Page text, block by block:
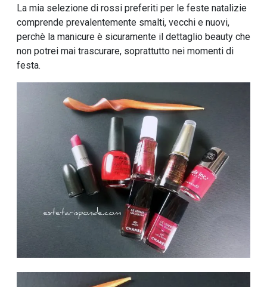
La mia selezione di rossi preferiti per le feste natalizie
comprende prevalentemente smalti, vecchi e nuovi,
perchè la manicure è sicuramente il dettaglio beauty che
non potrei mai trascurare, soprattutto nei momenti di
festa.